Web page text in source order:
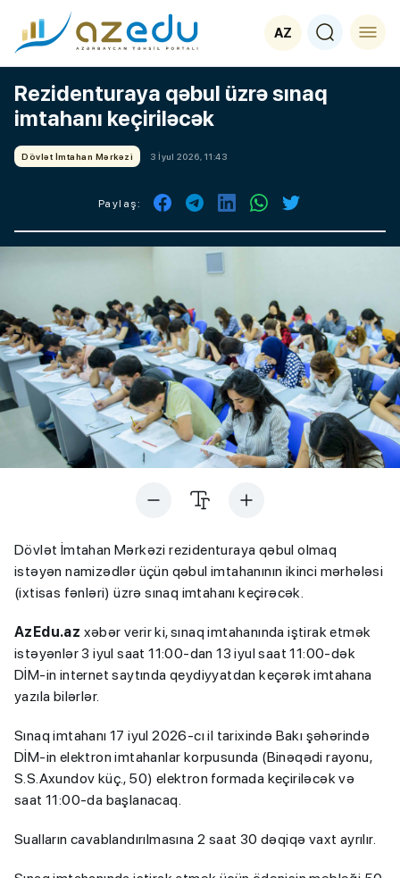
AZ
Rezidenturaya qəbul üzrə sınaq
imtahanı keçiriləcək
Dövlət İmtahan Mərkəzi 3 İyul 2026, 11:43
Paylaş:
Dövlət İmtahan Mərkəzi rezidenturaya qəbul olmaq
istəyən namizədlər üçün qəbul imtahanının ikinci mərhələsi
(ixtisas fənləri) üzrə sınaq imtahanı keçirəcək.
AzEdu.az xəbər verir ki, sınaq imtahanında iştirak etmək
istəyənlər 3 iyul saat 11:00-dan 13 iyul saat 11:00-dək
DİM-in internet saytında qeydiyyatdan keçərək imtahana
yazıla bilərlər.
Sınaq imtahanı 17 iyul 2026-cı il tarixində Bakı şəhərində
DİM-in elektron imtahanlar korpusunda (Binəqədi rayonu,
S.S.Axundov küç., 50) elektron formada keçiriləcək və
saat 11:00-da başlanacaq.
Sualların cavablandırılmasına 2 saat 30 dəqiqə vaxt ayrılır.